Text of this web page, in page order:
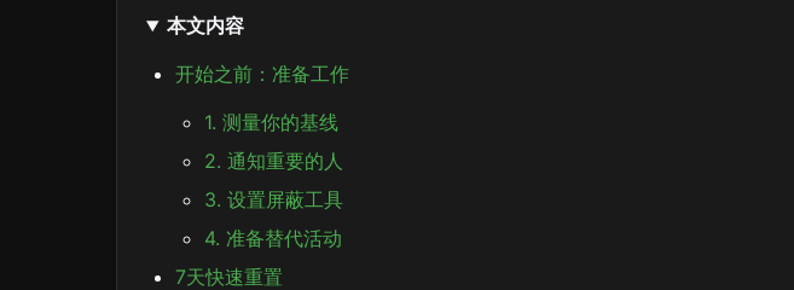
本文内容
开始之前：准备工作
1. 测量你的基线
2. 通知重要的人
3. 设置屏蔽工具
4. 准备替代活动
7天快速重置